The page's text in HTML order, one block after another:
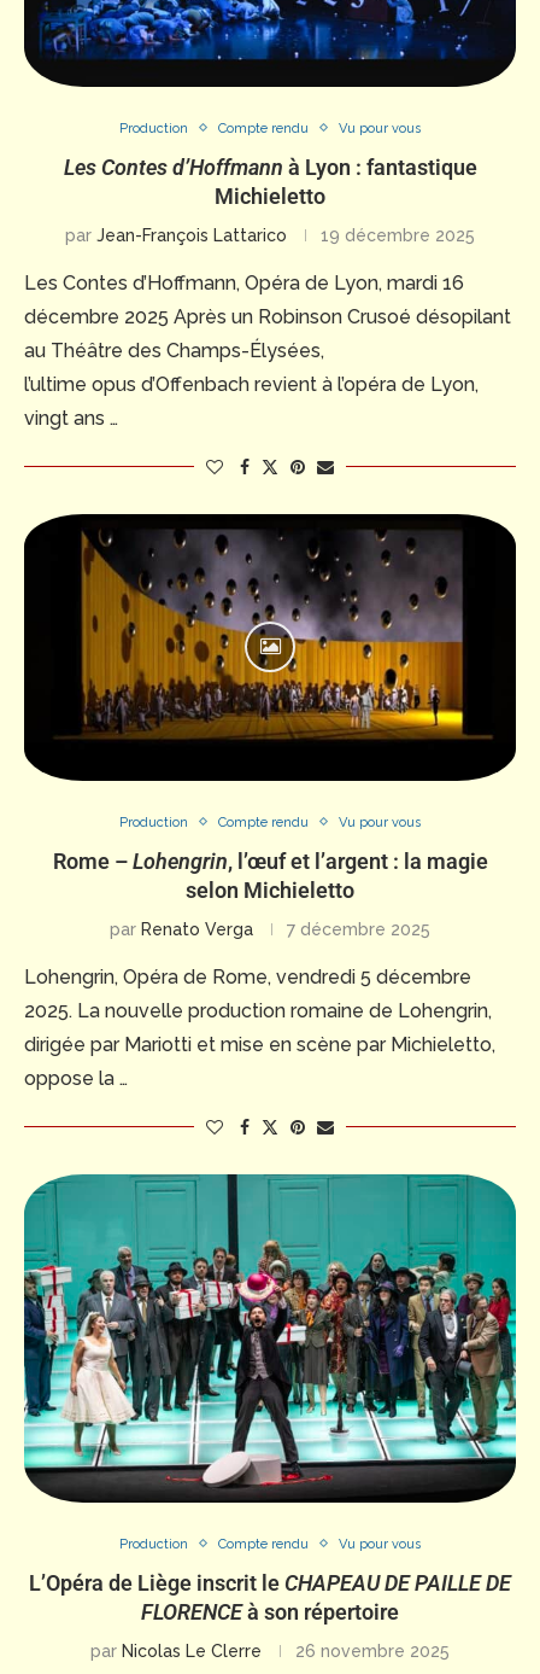
Production Compte rendu Vu pour vous
Les Contes d’Hoffmann à Lyon : fantastique
Michieletto
par Jean-François Lattarico 19 décembre 2025
Les Contes d’Hoffmann, Opéra de Lyon, mardi 16
décembre 2025 Après un Robinson Crusoé désopilant
au Théâtre des Champs-Élysées,
l’ultime opus d’Offenbach revient à l’opéra de Lyon,
vingt ans …
Production Compte rendu Vu pour vous
Rome –Lohengrin, l’œuf et l’argent : la magie
selon Michieletto
par Renato Verga 7 décembre 2025
Lohengrin, Opéra de Rome, vendredi 5 décembre
2025. La nouvelle production romaine de Lohengrin,
dirigée par Mariotti et mise en scène par Michieletto,
oppose la …
Production Compte rendu Vu pour vous
L’Opéra de Liège inscrit leCHAPEAU DE PAILLE DE
FLORENCEà son répertoire
par Nicolas Le Clerre 26 novembre 2025